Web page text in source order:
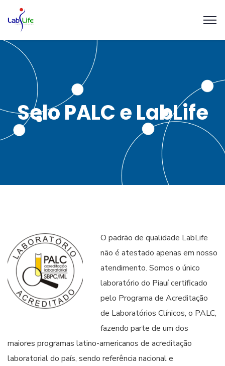
Selo PALC e LabLife
O padrão de qualidade LabLife
não é atestado apenas em nosso
atendimento. Somos o único
laboratório do Piauí certificado
pelo Programa de Acreditação
de Laboratórios Clínicos, o PALC,
fazendo parte de um dos
maiores programas latino-americanos de acreditação
laboratorial do país, sendo referência nacional e